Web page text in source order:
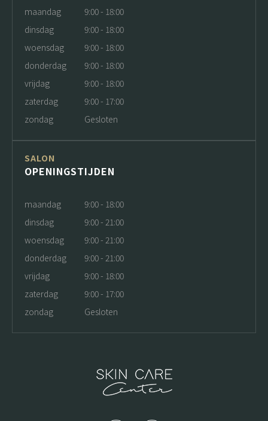
maandag
9:00 - 18:00
dinsdag
9:00 - 18:00
woensdag
9:00 - 18:00
donderdag
9:00 - 18:00
vrijdag
9:00 - 18:00
zaterdag
9:00 - 17:00
zondag
Gesloten
SALON
OPENINGSTIJDEN
maandag
9:00 - 18:00
dinsdag
9:00 - 21:00
woensdag
9:00 - 21:00
donderdag
9:00 - 21:00
vrijdag
9:00 - 18:00
zaterdag
9:00 - 17:00
zondag
Gesloten